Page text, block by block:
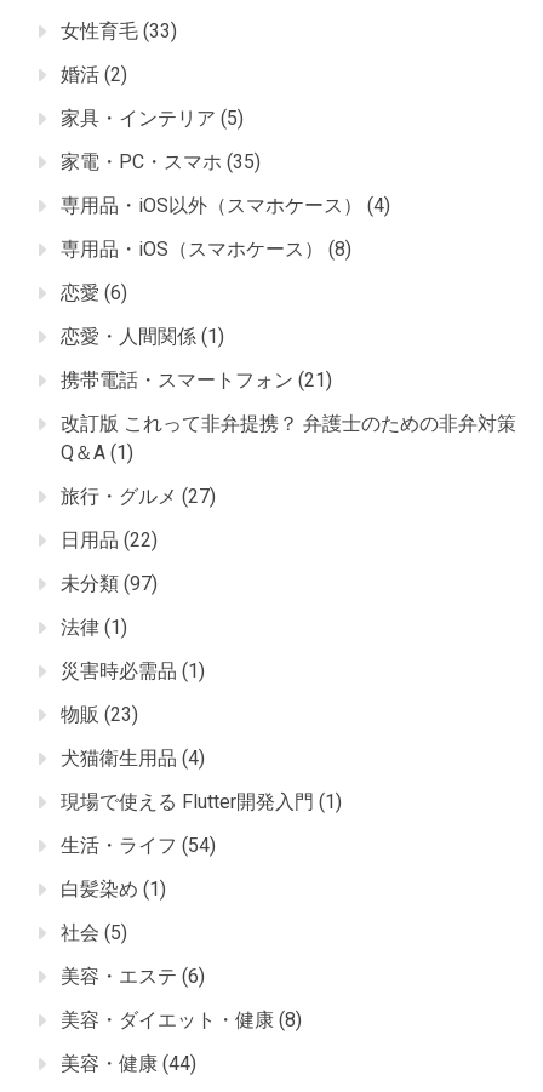
女性育毛 (33)
婚活 (2)
家具・インテリア (5)
家電・PC・スマホ (35)
専用品・iOS以外（スマホケース）
(4)
専用品・iOS（スマホケース）
(8)
恋愛 (6)
恋愛・人間関係 (1)
携帯電話・スマートフォン (21)
改訂版 これって非弁提携？ 弁護士のための非弁対策
Q＆A (1)
旅行・グルメ (27)
日用品 (22)
未分類 (97)
法律 (1)
災害時必需品 (1)
物販 (23)
犬猫衛生用品 (4)
現場で使える Flutter開発入門 (1)
生活・ライフ (54)
白髪染め (1)
社会 (5)
美容・エステ (6)
美容・ダイエット・健康 (8)
美容・健康 (44)